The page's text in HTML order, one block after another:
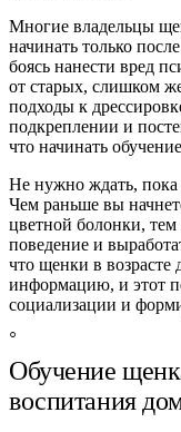
Многие владельцы
начинать только
боясь нанести вред
от старых, слишком
подходы к
подкреплении и
что начинать
Не нужно ждать, пока
Чем раньше вы
цветной болонки, тем
поведение и
что щенки в
информацию, и этот
социализации и
Обучение
воспитания